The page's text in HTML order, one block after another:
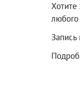
любого